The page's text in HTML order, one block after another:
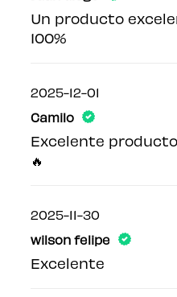
Un producto
100%
2025-12-01
Camilo
Excelente
🔥
2025-11-30
wilson felipe
Excelente